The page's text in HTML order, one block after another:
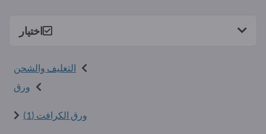
اختيار
التغليف والشحن
ورق
ورق الكرافت (1)